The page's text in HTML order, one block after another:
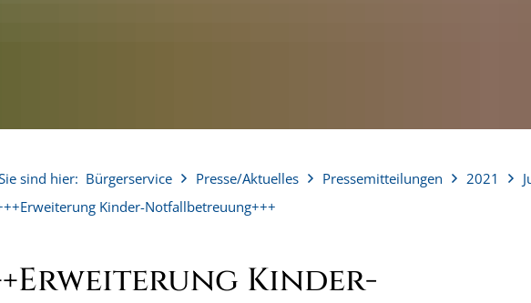
sind hier: Bürgerservice Presse/Aktuelles Pressemitteilungen 2021
Kinder-Notfallbetreuung+++
Kinder-